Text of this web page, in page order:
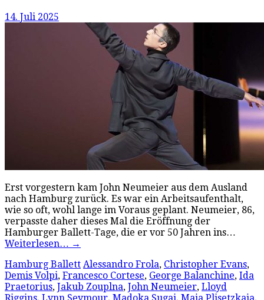
14. Juli 2025
Erst vorgestern kam John Neumeier aus dem Ausland
nach Hamburg zurück. Es war ein Arbeitsaufenthalt,
wie so oft, wohl lange im Voraus geplant. Neumeier, 86,
verpasste daher dieses Mal die Eröffnung der
Hamburger Ballett-Tage, die er vor 50 Jahren ins…
Weiterlesen… →
Hamburg Ballett Alessandro Frola, Christopher Evans,
Demis Volpi, Francesco Cortese, George Balanchine, Ida
Praetorius, Jakub Zouplna, John Neumeier, Lloyd